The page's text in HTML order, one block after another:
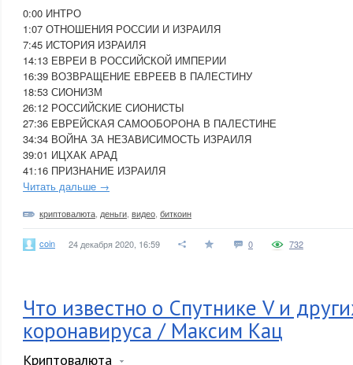
0:00 ИНТРО
1:07 ОТНОШЕНИЯ РОССИИ И ИЗРАИЛЯ
7:45 ИСТОРИЯ ИЗРАИЛЯ
14:13 ЕВРЕИ В РОССИЙСКОЙ ИМПЕРИИ
16:39 ВОЗВРАЩЕНИЕ ЕВРЕЕВ В ПАЛЕСТИНУ
18:53 СИОНИЗМ
26:12 РОССИЙСКИЕ СИОНИСТЫ
27:36 ЕВРЕЙСКАЯ САМООБОРОНА В ПАЛЕСТИНЕ
34:34 ВОЙНА ЗА НЕЗАВИСИМОСТЬ ИЗРАИЛЯ
39:01 ИЦХАК АРАД
41:16 ПРИЗНАНИЕ ИЗРАИЛЯ
Читать дальше →
криптовалюта деньги видео биткоин
coin 24 декабря 2020, 16:59 0 732
Что известно о Спутнике V и
коронавируса / Максим Кац
Криптовалюта